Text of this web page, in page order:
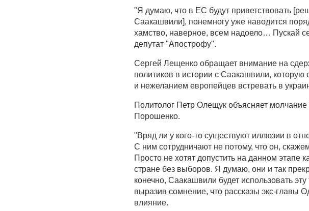
"Я думаю, что в ЕС будут приветствовать
Саакашвили], понемногу уже наводится
хамство, наверное, всем надоело… Пускай
депутат "Апострофу".
Сергей Лещенко обращает внимание на
политиков в истории с Саакашвили, которую
и нежеланием европейцев встревать в
Политолог Петр Олещук объясняет
Порошенко.
"Вряд ли у кого-то существуют иллюзии в
С ним сотрудничают не потому, что он,
Просто не хотят допустить на данном этапе
стране без выборов. Я думаю, они и так
конечно, Саакашвили будет использовать
выразив сомнение, что рассказы экс-главы
влияние.